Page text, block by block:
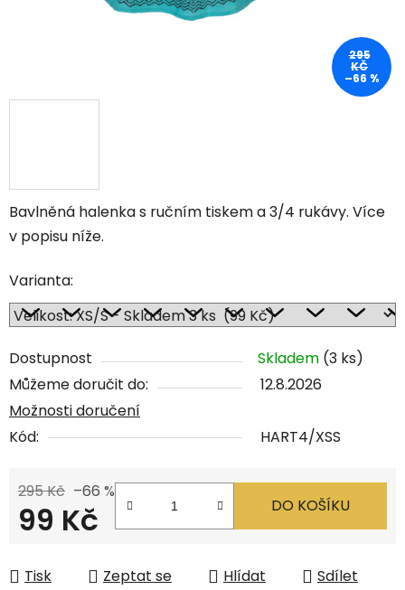
Bavlněná halenka s ručním tiskem a 3/4 rukávy. Více
v popisu níže.
Varianta:
Dostupnost Skladem (3 ks)
Můžeme doručit do:
12.8.2026
Možnosti doručení
Kód:
HART4/XSS
295 Kč –66 %
99 Kč DO KOŠÍKU
Tisk Zeptat se Hlídat Sdílet
295
KČ
–66 %